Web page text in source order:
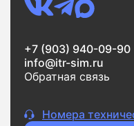
+7 (903) 940-09-90
info@itr-sim.ru
Обратная связь
Номера